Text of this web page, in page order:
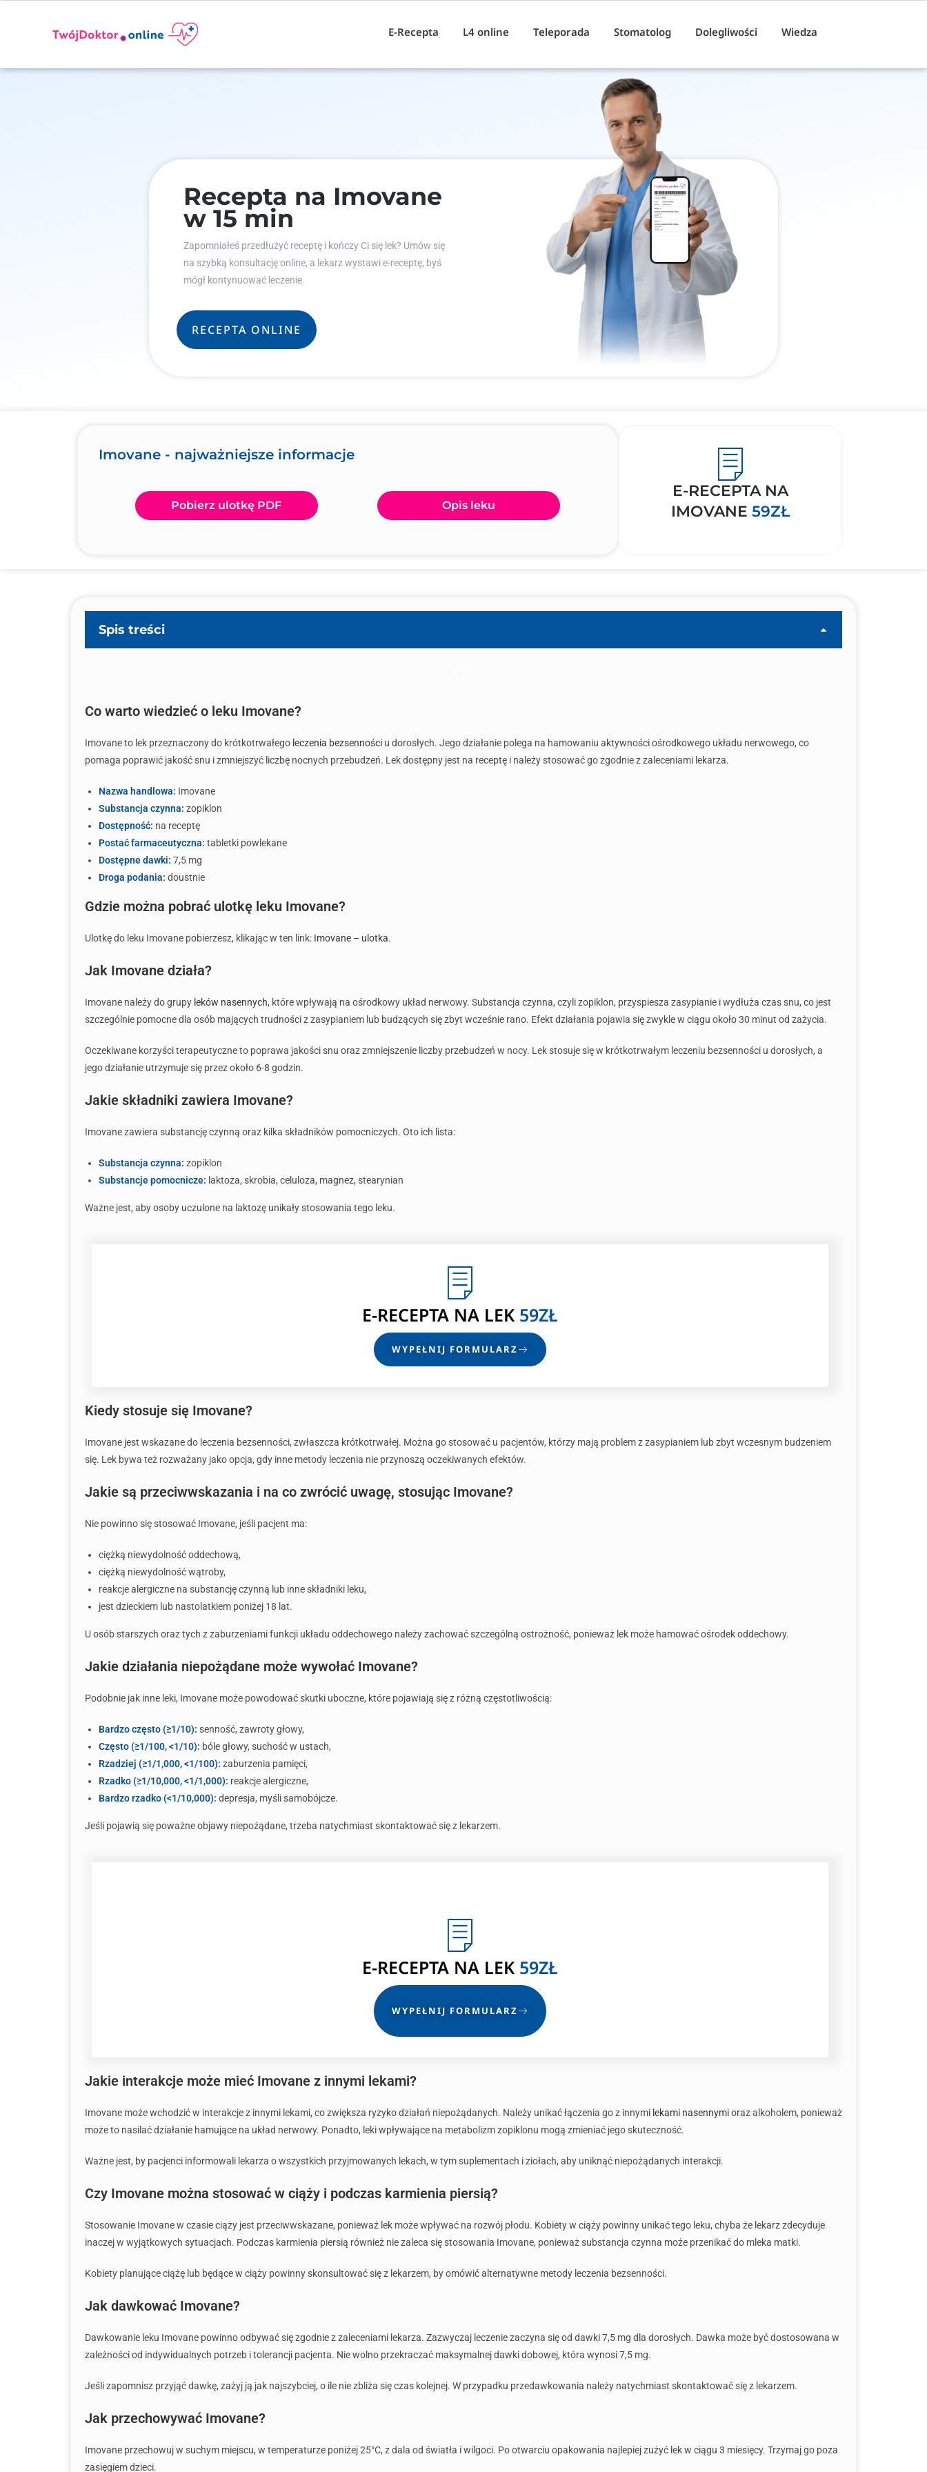
E-Recepta L4 online Teleporada Stomatolog Dolegliwości Wiedza
Recepta na Imovane
w 15 min
Zapomniałeś przedłużyć receptę i kończy Ci się lek? Umów się
na szybką konsultację online, a lekarz wystawi e-receptę, byś
mógł kontynuować leczenie.
RECEPTA ONLINE
Imovane - najważniejsze informacje
Pobierz ulotkę PDF Opis leku
E-RECEPTA NA
IMOVANE 59ZŁ
Spis treści
Co warto wiedzieć o leku Imovane?
Imovane to lek przeznaczony do krótkotrwałego leczenia bezsenności u dorosłych. Jego działanie polega na hamowaniu aktywności ośrodkowego układu nerwowego, co
pomaga poprawić jakość snu i zmniejszyć liczbę nocnych przebudzeń. Lek dostępny jest na receptę i należy stosować go zgodnie z zaleceniami lekarza.
Nazwa handlowa: Imovane
Substancja czynna: zopiklon
Dostępność: na receptę
Postać farmaceutyczna: tabletki powlekane
Dostępne dawki: 7,5 mg
Droga podania: doustnie
Gdzie można pobrać ulotkę leku Imovane?
Ulotkę do leku Imovane pobierzesz, klikając w ten link: Imovane – ulotka.
Jak Imovane działa?
Imovane należy do grupy leków nasennych, które wpływają na ośrodkowy układ nerwowy. Substancja czynna, czyli zopiklon, przyspiesza zasypianie i wydłuża czas snu, co jest
szczególnie pomocne dla osób mających trudności z zasypianiem lub budzących się zbyt wcześnie rano. Efekt działania pojawia się zwykle w ciągu około 30 minut od zażycia.
Oczekiwane korzyści terapeutyczne to poprawa jakości snu oraz zmniejszenie liczby przebudzeń w nocy. Lek stosuje się w krótkotrwałym leczeniu bezsenności u dorosłych, a
jego działanie utrzymuje się przez około 6-8 godzin.
Jakie składniki zawiera Imovane?
Imovane zawiera substancję czynną oraz kilka składników pomocniczych. Oto ich lista:
Substancja czynna: zopiklon
Substancje pomocnicze: laktoza, skrobia, celuloza, magnez, stearynian
Ważne jest, aby osoby uczulone na laktozę unikały stosowania tego leku.
E-RECEPTA NA LEK 59ZŁ
WYPEŁNIJ FORMULARZ
Kiedy stosuje się Imovane?
Imovane jest wskazane do leczenia bezsenności, zwłaszcza krótkotrwałej. Można go stosować u pacjentów, którzy mają problem z zasypianiem lub zbyt wczesnym budzeniem
się. Lek bywa też rozważany jako opcja, gdy inne metody leczenia nie przynoszą oczekiwanych efektów.
Jakie są przeciwwskazania i na co zwrócić uwagę, stosując Imovane?
Nie powinno się stosować Imovane, jeśli pacjent ma:
ciężką niewydolność oddechową,
ciężką niewydolność wątroby,
reakcje alergiczne na substancję czynną lub inne składniki leku,
jest dzieckiem lub nastolatkiem poniżej 18 lat.
U osób starszych oraz tych z zaburzeniami funkcji układu oddechowego należy zachować szczególną ostrożność, ponieważ lek może hamować ośrodek oddechowy.
Jakie działania niepożądane może wywołać Imovane?
Podobnie jak inne leki, Imovane może powodować skutki uboczne, które pojawiają się z różną częstotliwością:
Bardzo często (≥1/10): senność, zawroty głowy,
Często (≥1/100, <1/10): bóle głowy, suchość w ustach,
Rzadziej (≥1/1,000, <1/100): zaburzenia pamięci,
Rzadko (≥1/10,000, <1/1,000): reakcje alergiczne,
Bardzo rzadko (<1/10,000): depresja, myśli samobójcze.
Jeśli pojawią się poważne objawy niepożądane, trzeba natychmiast skontaktować się z lekarzem.
E-RECEPTA NA LEK 59ZŁ
WYPEŁNIJ FORMULARZ
Jakie interakcje może mieć Imovane z innymi lekami?
Imovane może wchodzić w interakcje z innymi lekami, co zwiększa ryzyko działań niepożądanych. Należy unikać łączenia go z innymi lekami nasennymioraz alkoholem, ponieważ
może to nasilać działanie hamujące na układ nerwowy. Ponadto, leki wpływające na metabolizm zopiklonu mogą zmieniać jego skuteczność.
Ważne jest, by pacjenci informowali lekarza o wszystkich przyjmowanych lekach, w tym suplementach i ziołach, aby uniknąć niepożądanych interakcji.
Czy Imovane można stosować w ciąży i podczas karmienia piersią?
Stosowanie Imovane w czasie ciąży jest przeciwwskazane, ponieważ lek może wpływać na rozwój płodu. Kobiety w ciąży powinny unikać tego leku, chyba że lekarz zdecyduje
inaczej w wyjątkowych sytuacjach. Podczas karmienia piersią również nie zaleca się stosowania Imovane, ponieważ substancja czynna może przenikać do mleka matki.
Kobiety planujące ciążę lub będące w ciąży powinny skonsultować się z lekarzem, by omówić alternatywne metody leczenia bezsenności.
Jak dawkować Imovane?
Dawkowanie leku Imovane powinno odbywać się zgodnie z zaleceniami lekarza. Zazwyczaj leczenie zaczyna się od dawki 7,5 mg dla dorosłych. Dawka może być dostosowana w
zależności od indywidualnych potrzeb i tolerancji pacjenta. Nie wolno przekraczać maksymalnej dawki dobowej, która wynosi 7,5 mg.
Jeśli zapomnisz przyjąć dawkę, zażyj ją jak najszybciej, o ile nie zbliża się czas kolejnej. W przypadku przedawkowania należy natychmiast skontaktować się z lekarzem.
Jak przechowywać Imovane?
Imovane przechowuj w suchym miejscu, w temperaturze poniżej 25°C, z dala od światła i wilgoci. Po otwarciu opakowania najlepiej zużyć lek w ciągu 3 miesięcy. Trzymaj go poza
zasięgiem dzieci.